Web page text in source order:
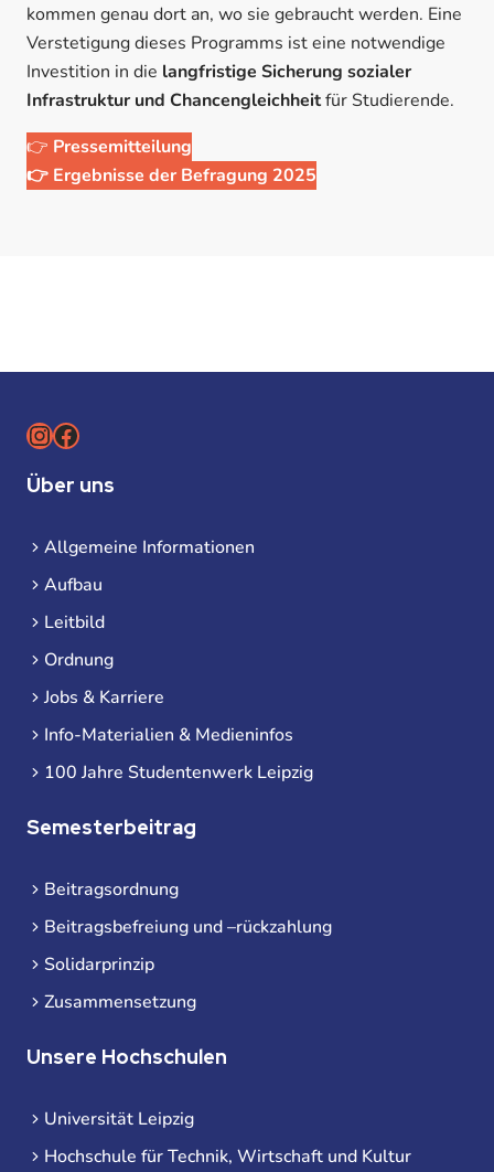
kommen genau dort an, wo sie gebraucht werden. Eine
Verstetigung dieses Programms ist eine notwendige
Investition in die langfristige Sicherung sozialer
Infrastruktur und Chancengleichheitfür Studierende.
👉 Pressemitteilung
👉 Ergebnisse der Befragung 2025
Instagram
Facebook
Über uns
Allgemeine Informationen
Aufbau
Leitbild
Ordnung
Jobs & Karriere
Info-Materialien & Medieninfos
100 Jahre Studentenwerk Leipzig
Semesterbeitrag
Beitragsordnung
Beitragsbefreiung und –rückzahlung
Solidarprinzip
Zusammensetzung
Unsere Hochschulen
Universität Leipzig
Hochschule für Technik, Wirtschaft und Kultur